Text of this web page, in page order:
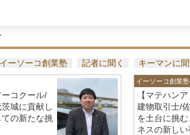
イーソーコ創業塾 記者に聞く キーマンに
ーコクール/
城に貢献し
の新たな挑
イーソーコ創業塾
【マテハン
建物取引士/
を土台に挑
ネスの新し